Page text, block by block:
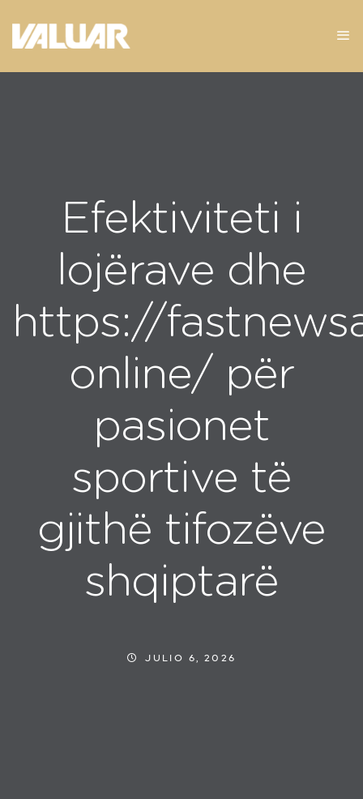
Efektiviteti i
lojërave dhe
https://
online/ për
pasionet
sportive të
gjithë tifozëve
shqiptarë
JULIO 6, 2026